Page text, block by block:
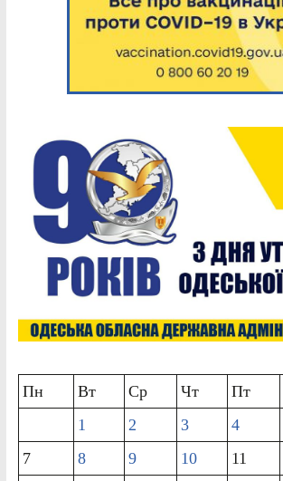
Пн Вт Ср Чт Пт
1
2 3 4
7
8 9 10 11